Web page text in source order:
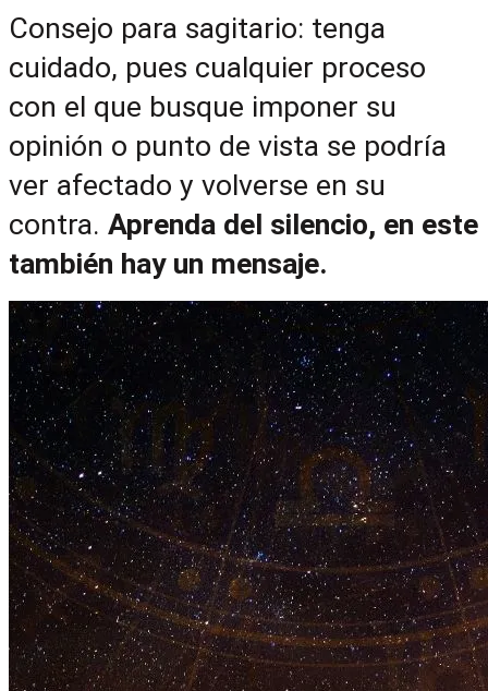
Consejo para sagitario: tenga
cuidado, pues cualquier proceso
con el que busque imponer su
opinión o punto de vista se podría
ver afectado y volverse en su
contra. Aprenda del silencio, en este
también hay un mensaje.